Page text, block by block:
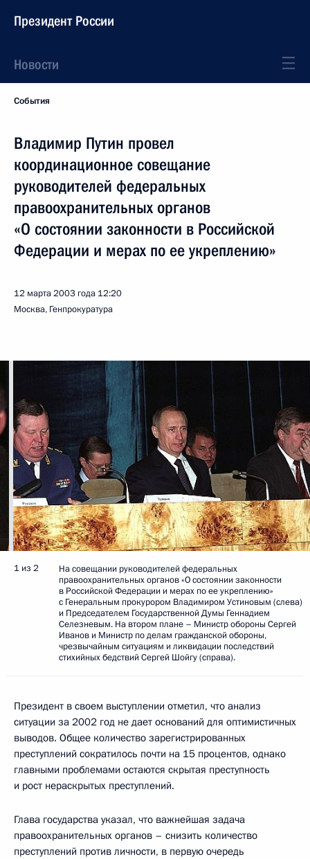
Президент России
Новости
События
Владимир Путин провел
координационное совещание
руководителей федеральных
правоохранительных органов
«О состоянии законности в Российской
Федерации и мерах по ее укреплению»
12 марта 2003 года 12:20
Москва, Генпрокуратура
1 из 2
На совещании руководителей федеральных
правоохранительных органов «О состоянии законности
в Российской Федерации и мерах по ее укреплению»
с Генеральным прокурором Владимиром Устиновым (слева)
и Председателем Государственной Думы Геннадием
Селезневым. На втором плане – Министр обороны Сергей
Иванов и Министр по делам гражданской обороны,
чрезвычайным ситуациям и ликвидации последствий
стихийных бедствий Сергей Шойгу (справа).
Президент в своем выступлении отметил, что анализ
ситуации за 2002 год не дает оснований для оптимистичных
выводов. Общее количество зарегистрированных
преступлений сократилось почти на 15 процентов, однако
главными проблемами остаются скрытая преступность
и рост нераскрытых преступлений.
Глава государства указал, что важнейшая задача
правоохранительных органов – снизить количество
преступлений против личности, в первую очередь